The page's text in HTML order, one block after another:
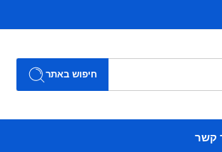
חיפוש באתר
קשר